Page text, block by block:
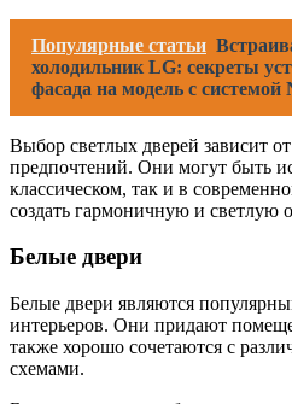
Популярные статьи
холодильник LG: секреты
фасада на модель с системой
Выбор светлых дверей зависит
предпочтений. Они могут быть
классическом, так и в
создать гармоничную и светлую
Белые двери
Белые двери являются
интерьеров. Они придают
также хорошо сочетаются с
схемами.